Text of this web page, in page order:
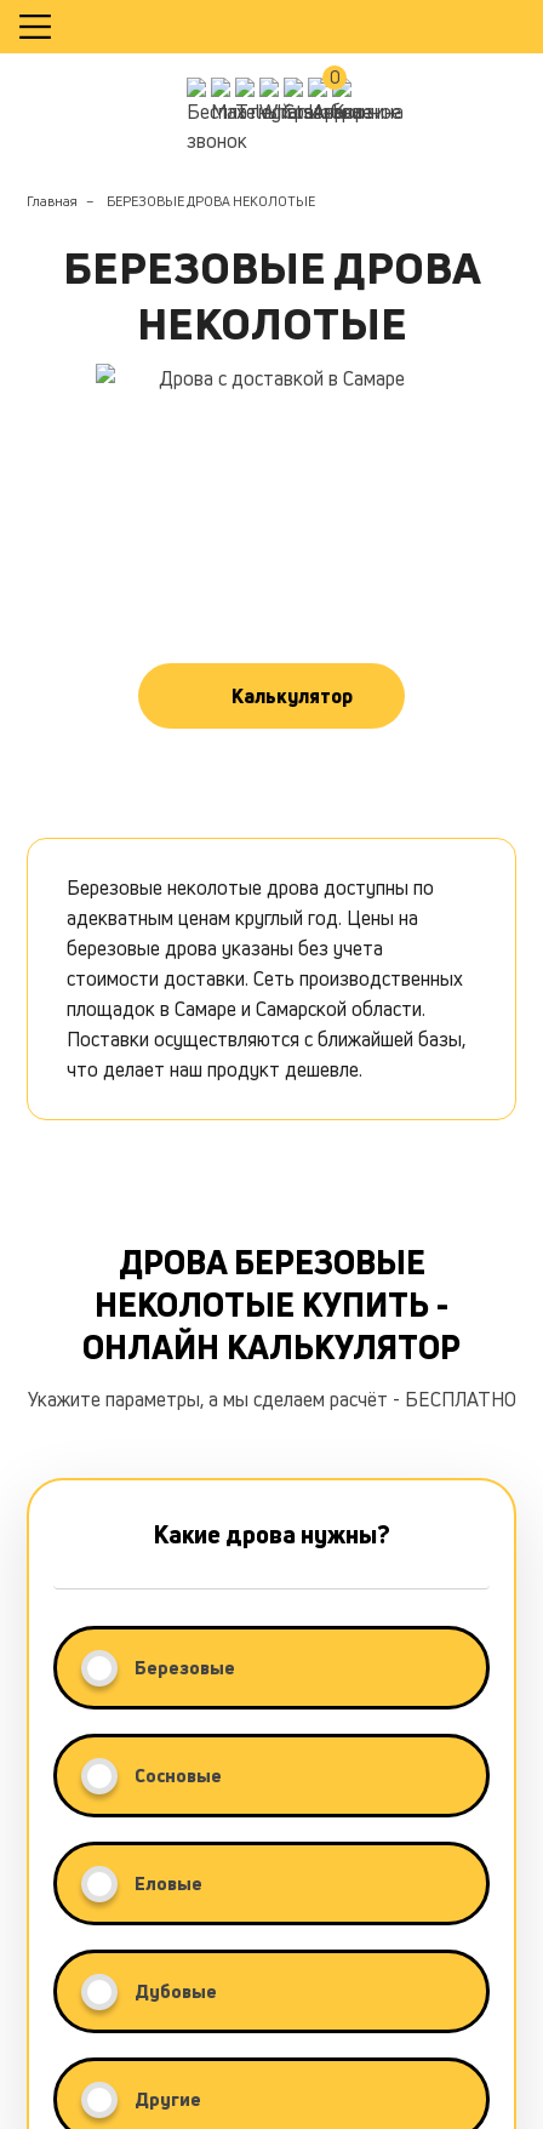
0
Главная БЕРЕЗОВЫЕ ДРОВА НЕКОЛОТЫЕ
БЕРЕЗОВЫЕ ДРОВА
НЕКОЛОТЫЕ
Калькулятор
Березовые неколотые дрова доступны по
адекватным ценам круглый год. Цены на
березовые дрова указаны без учета
стоимости доставки. Сеть производственных
площадок в Самаре и Самарской области.
Поставки осуществляются с ближайшей базы,
что делает наш продукт дешевле.
ДРОВА БЕРЕЗОВЫЕ
НЕКОЛОТЫЕ КУПИТЬ -
ОНЛАЙН КАЛЬКУЛЯТОР
Укажите параметры, а мы сделаем расчёт - БЕСПЛАТНО
Какие дрова нужны?
Березовые
Сосновые
Еловые
Дубовые
Другие